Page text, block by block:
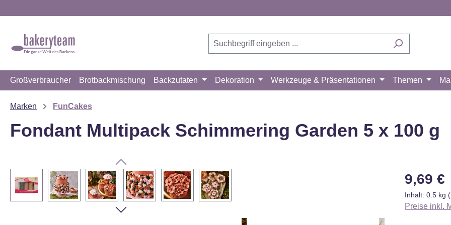
Großverbraucher Brotbackmischung Backzutaten Dekoration Werkzeuge & Präsentationen Themen
Marken FunCakes
Fondant Multipack Schimmering Garden 5 x 100 g
Bildergalerie überspringen Regulärer
9,69 €
Inhalt: 0.5 kg
Preise inkl.